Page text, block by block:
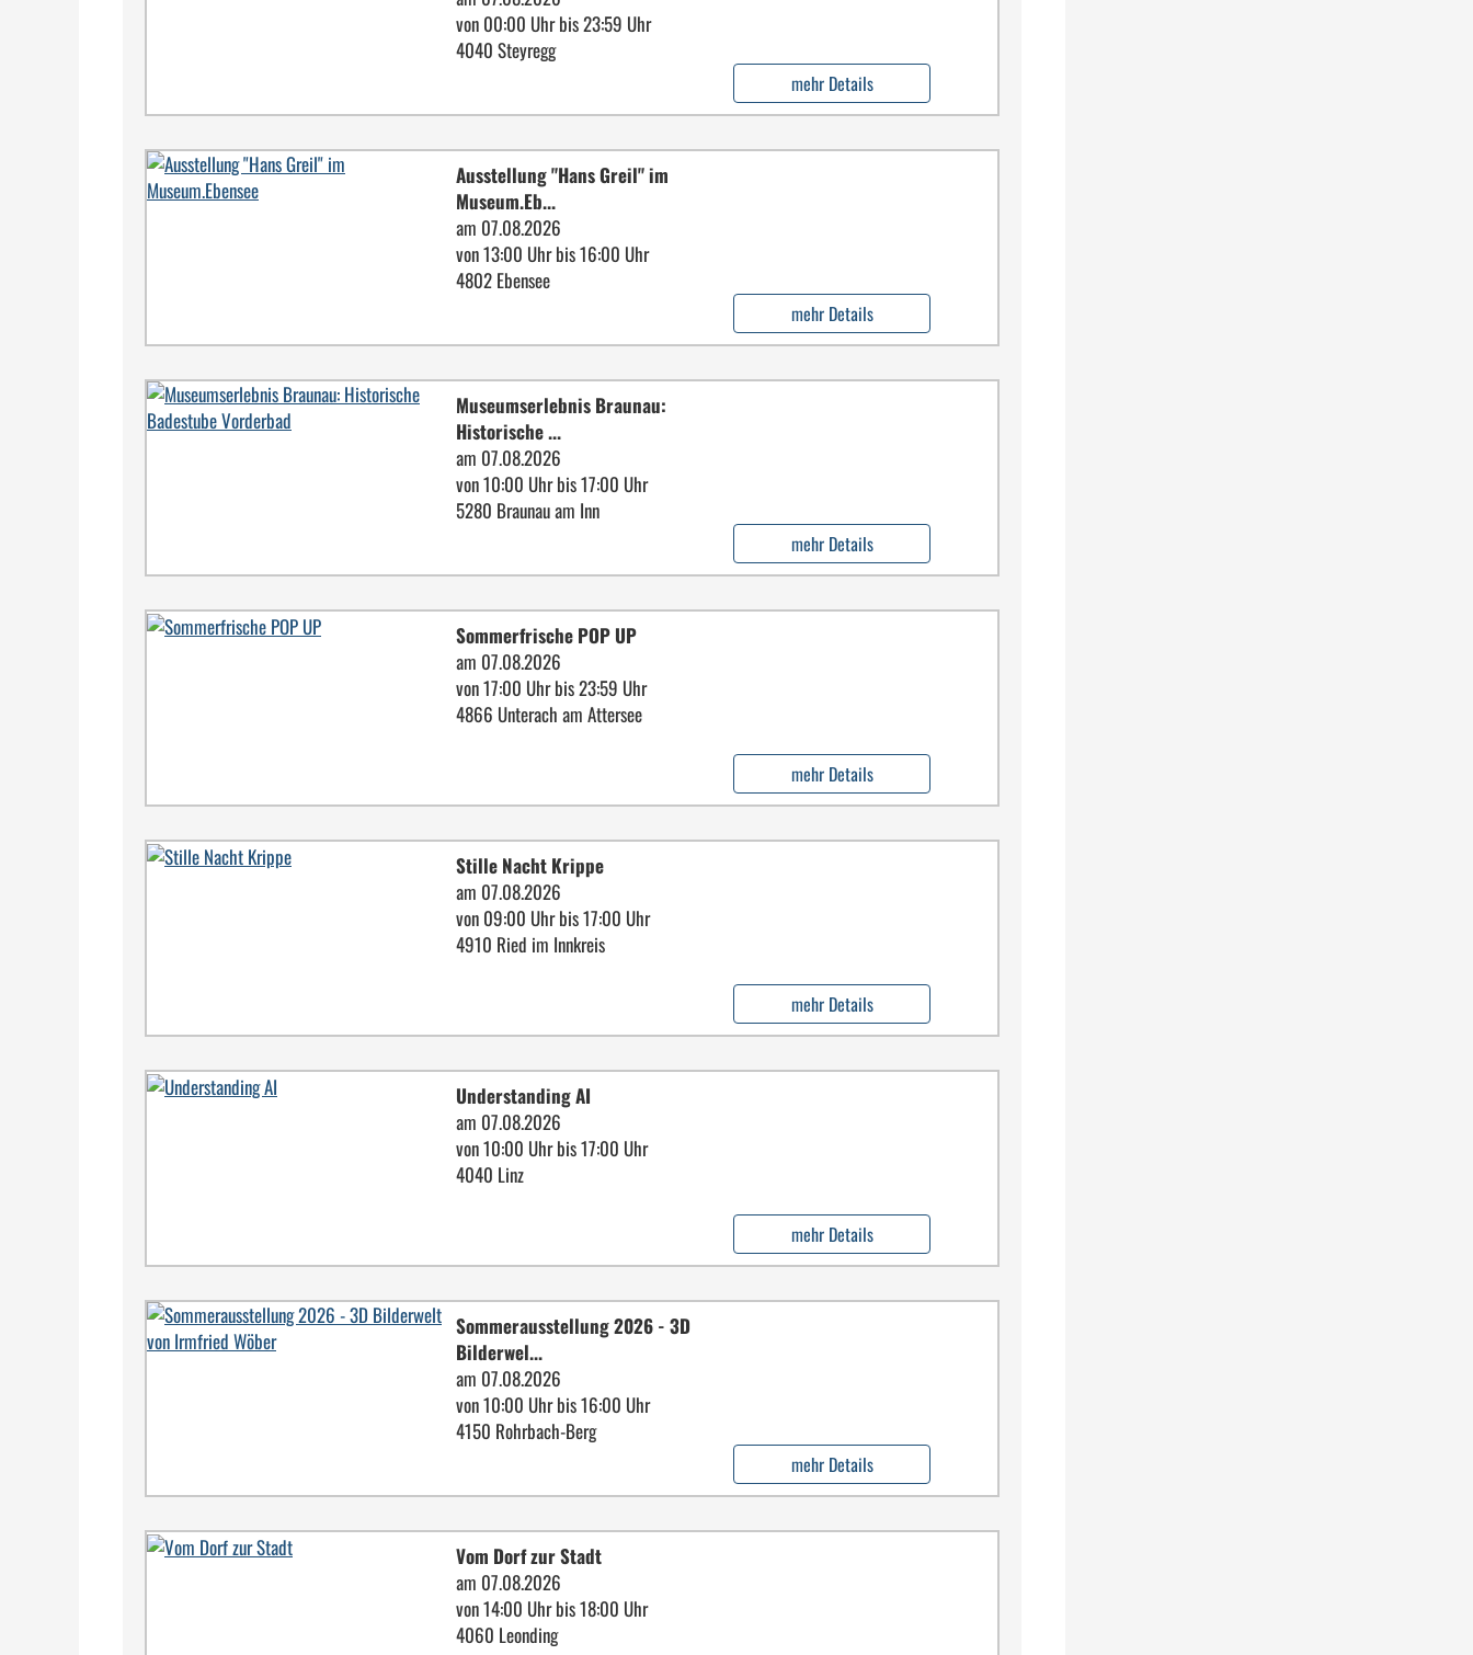
von 00:00 Uhr bis 23:59 Uhr
4040 Steyregg
mehr Details
Ausstellung "Hans Greil" im
Museum.Eb...
am 07.08.2026
von 13:00 Uhr bis 16:00 Uhr
4802 Ebensee
mehr Details
Museumserlebnis Braunau:
Historische ...
am 07.08.2026
von 10:00 Uhr bis 17:00 Uhr
5280 Braunau am Inn
mehr Details
Sommerfrische POP UP
am 07.08.2026
von 17:00 Uhr bis 23:59 Uhr
4866 Unterach am Attersee
mehr Details
Stille Nacht Krippe
am 07.08.2026
von 09:00 Uhr bis 17:00 Uhr
4910 Ried im Innkreis
mehr Details
Understanding AI
am 07.08.2026
von 10:00 Uhr bis 17:00 Uhr
4040 Linz
mehr Details
Sommerausstellung 2026 - 3D
Bilderwel...
am 07.08.2026
von 10:00 Uhr bis 16:00 Uhr
4150 Rohrbach-Berg
mehr Details
Vom Dorf zur Stadt
am 07.08.2026
von 14:00 Uhr bis 18:00 Uhr
4060 Leonding